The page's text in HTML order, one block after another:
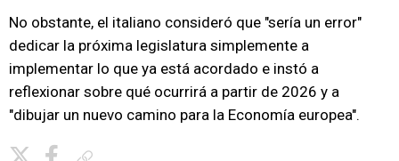
No obstante, el italiano consideró que "sería un error"
dedicar la próxima legislatura simplemente a
implementar lo que ya está acordado e instó a
reflexionar sobre qué ocurrirá a partir de 2026 y a
"dibujar un nuevo camino para la Economía europea".